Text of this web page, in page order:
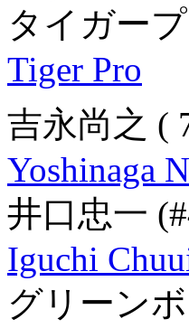
タイガー
Tiger Pro
吉永尚之 (
Yoshinaga
井口忠一
Iguchi
グリーン